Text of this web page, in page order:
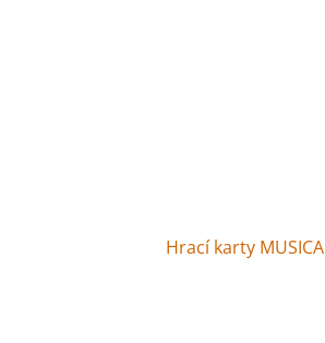
Hrací karty MUSICA